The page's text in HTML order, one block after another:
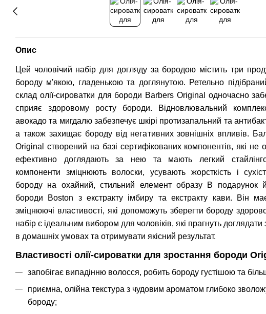
Опис
Цей чоловічий набір для догляду за бородою містить три
бороду м'якою, гладенькою та доглянутою. Ретельно
склад олії-сироватки для бороди Barbers Original одночасно
сприяє здоровому росту бороди. Відновлювальний
авокадо та мигдалю забезпечує шкірі протизапальний та
а також захищає бороду від негативних зовнішніх впливів.
Original створений на базі сертифікованих компонентів, які не
ефективно доглядають за нею та мають легкий
компоненти зміцнюють волоски, усувають жорсткість і
бороду на охайний, стильний елемент образу В подарунок
бороди Boston з екстракту імбиру та екстракту кави. Він
зміцнюючі властивості, які допоможуть зберегти бороду
набір є ідеальним вибором для чоловіків, які прагнуть
в домашніх умовах та отримувати якісний результат.
Властивості олії-сироватки для зростання бороди
запобігає випадінню волосся, робить бороду густішою та
приємна, олійна текстура з чудовим ароматом глибоко
бороду;